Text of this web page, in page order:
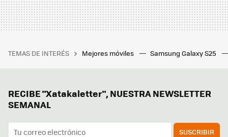
TEMAS DE INTERÉS Mejores móviles Samsung Galaxy S25
RECIBE "Xatakaletter", NUESTRA NEWSLETTER
SEMANAL
SUSCRIBIR